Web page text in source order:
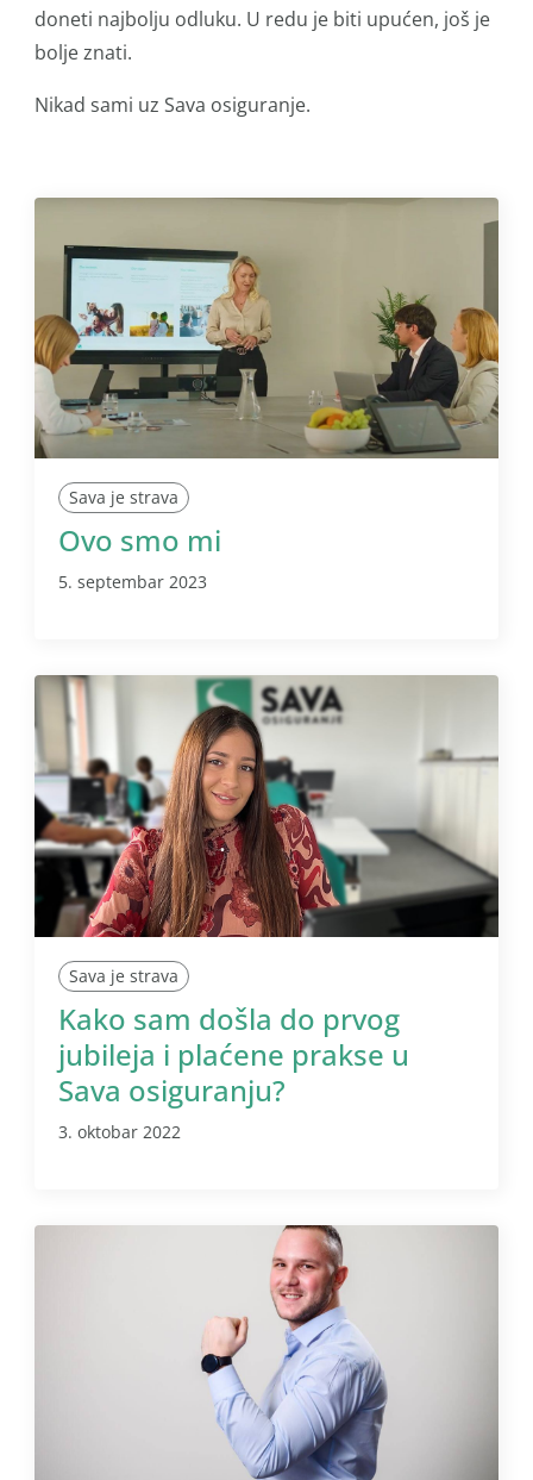
doneti najbolju odluku. U redu je biti upućen, još je
bolje znati.
Nikad sami uz Sava osiguranje.
Sava je strava
Ovo smo mi
5. septembar 2023
Sava je strava
Kako sam došla do prvog
jubileja i plaćene prakse u
Sava osiguranju?
3. oktobar 2022